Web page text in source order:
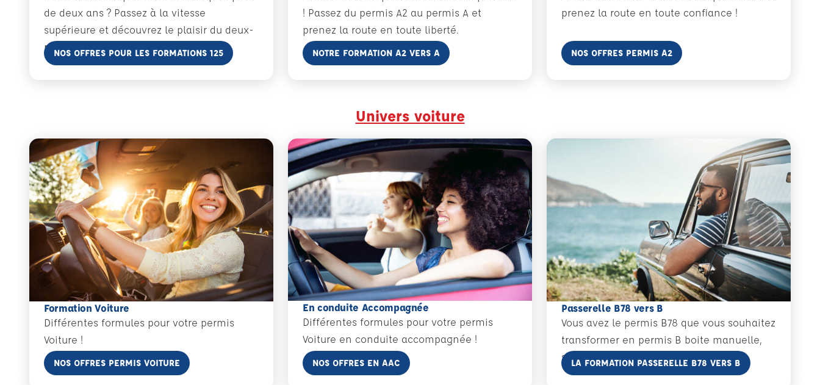
de deux ans ? Passez à la vitesse
supérieure et découvrez le plaisir du deux-
roues avec la formation 125 !
En savoir plus
NOS OFFRES POUR LES FORMATIONS 125
! Passez du permis A2 au permis A et
prenez la route en toute liberté.
En savoir plus
NOTRE FORMATION A2 VERS A
prenez la route en toute confiance !
En savoir plus
NOS OFFRES PERMIS A2
Univers voiture
Formation Voiture
Différentes formules pour votre permis
Voiture !
En savoir plus
NOS OFFRES PERMIS VOITURE
En conduite Accompagnée
Différentes formules pour votre permis
Voiture en conduite accompagnée !
En savoir plus
NOS OFFRES EN AAC
Passerelle B78 vers B
Vous avez le permis B78 que vous souhaitez
transformer en permis B boite manuelle,
sans examen.
En savoir plus
LA FORMATION PASSERELLE B78 VERS B